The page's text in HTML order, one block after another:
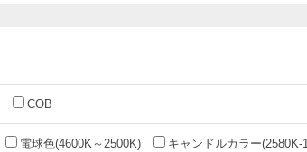
COB
電球色(4600K～2500K)
キャンドルカラー(2580K-